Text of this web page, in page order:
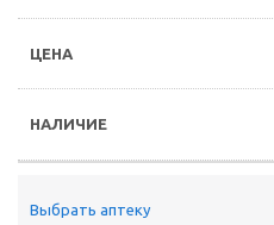
Выбрать аптеку